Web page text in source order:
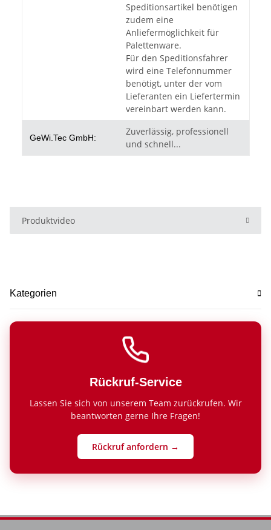
Speditionsartikel benötigen
zudem eine
Anliefermöglichkeit für
Palettenware.
Für den Speditionsfahrer
wird eine Telefonnummer
benötigt, unter der vom
Lieferanten ein Liefertermin
vereinbart werden kann.
GeWi.Tec GmbH:
Zuverlässig, professionell
und schnell...
Produktvideo
Kategorien
Rückruf-Service
Lassen Sie sich von unserem Team zurückrufen. Wir
beantworten gerne Ihre Fragen!
Rückruf anfordern →